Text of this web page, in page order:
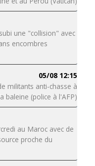
une "collision" avec
encombres
05/08 12:15
militants anti-chasse à
baleine (police à l'AFP)
au Maroc avec de
proche du